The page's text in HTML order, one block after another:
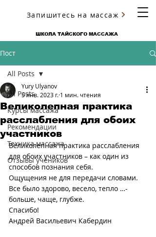
ШКОЛА ТАЙСКОГО МАССАЖА
ЮРИЯ УЛЬЯНОВА
Запишитесь на массаж
Пост
All Posts
Курсы массажа
Рекомендации
Техника массажа
Отзывы учеников
All Posts
Великолепная практика
расслабления для обоих
участников
Yury Ulyanov
5 янв. 2023 г. 1 мин. чтения
Великолепная практика расслабления
для обоих участников – как один из
способов познания себя.
Ощущения не для передачи словами.
Все было здорово, весело, тепло …-
больше, чаще, глубже.
Спасибо!
Андрей Васильевич Кабердин